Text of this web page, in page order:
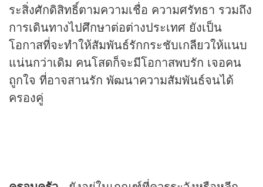
ระสิ่งศักดิสิทธิ์ตามความเชื่อ ความศรัทธา รวมถึง
การเดินทางไปศึกษาต่อต่างประเทศ ยังเป็น
โอกาสที่จะทำให้สัมพันธ์รักกระชับเกลียวให้แนบ
แน่นกว่าเดิม คนโสดก็จะมีโอกาสพบรัก เจอคน
ถูกใจ ที่อาจสานรัก พัฒนาความสัมพันธ์จนได้
ครองคู่